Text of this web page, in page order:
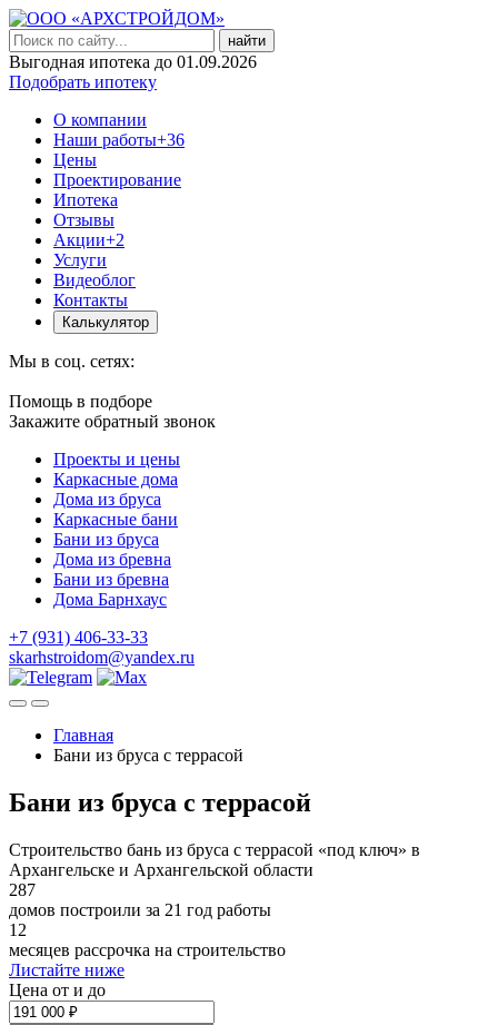
найти
Выгодная ипотека до 01.09.2026
Подобрать ипотеку
О компании
Наши работы+36
Цены
Проектирование
Ипотека
Отзывы
Акции+2
Услуги
Видеоблог
Контакты
Калькулятор
Мы в соц. сетях:
Помощь в подборе
Закажите обратный звонок
Проекты и цены
Каркасные дома
Дома из бруса
Каркасные бани
Бани из бруса
Дома из бревна
Бани из бревна
Дома Барнхаус
+7 (931) 406-33-33
skarhstroidom@yandex.ru
Главная
Бани из бруса с террасой
Бани из бруса с террасой
Строительство бань из бруса с террасой «под ключ» в
Архангельске и Архангельской области
287
домов построили за 21 год работы
12
месяцев рассрочка на строительство
Листайте ниже
Цена от и до